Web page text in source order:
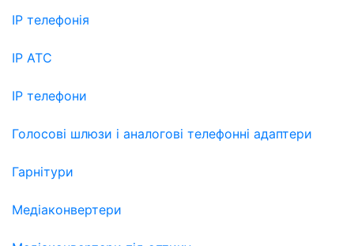
IP телефонія
IP АТС
IP телефони
Голосові шлюзи і аналогові телефонні адаптери
Гарнітури
Медіаконвертери